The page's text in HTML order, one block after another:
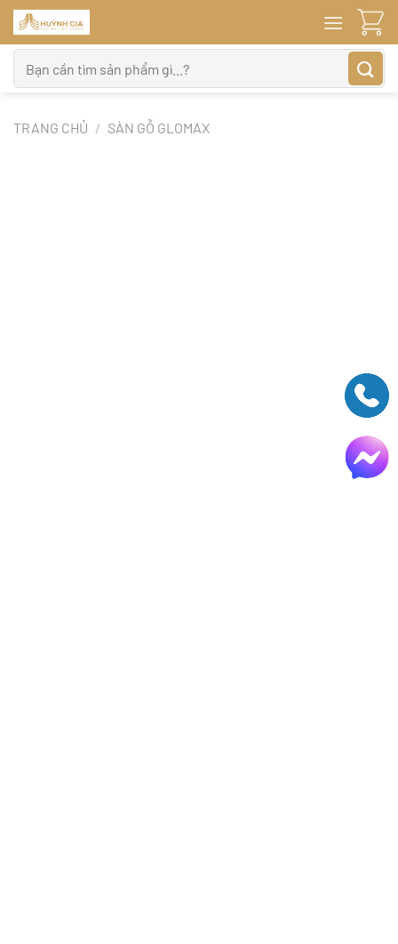
Bỏ
qua
nội
dung
kiếm:
TRANG CHỦ / SÀN GỖ GLOMAX